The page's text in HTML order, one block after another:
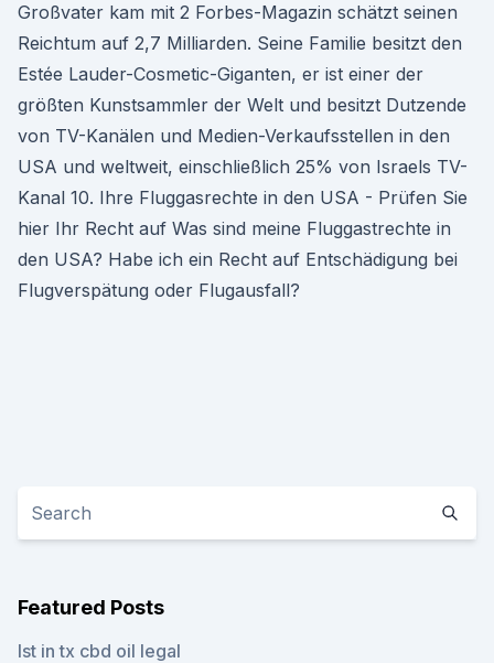
Großvater kam mit 2 Forbes-Magazin schätzt seinen
Reichtum auf 2,7 Milliarden. Seine Familie besitzt den
Estée Lauder-Cosmetic-Giganten, er ist einer der
größten Kunstsammler der Welt und besitzt Dutzende
von TV-Kanälen und Medien-Verkaufsstellen in den
USA und weltweit, einschließlich 25% von Israels TV-
Kanal 10. Ihre Fluggasrechte in den USA - Prüfen Sie
hier Ihr Recht auf Was sind meine Fluggastrechte in
den USA? Habe ich ein Recht auf Entschädigung bei
Flugverspätung oder Flugausfall?
Featured Posts
Ist in tx cbd oil legal